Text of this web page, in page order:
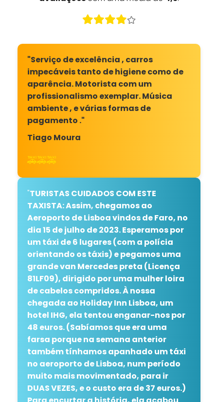
"Serviço de excelência , carros
impecáveis tanto de higiene como de
aparência. Motorista com um
profissionalismo exemplar. Música
ambiente , e várias formas de
pagamento ."
Tiago Moura
🚕🚕🚕
"TURISTAS CUIDADOS COM ESTE
TAXISTA: Assim, chegamos ao
Aeroporto de Lisboa vindos de Faro, no
dia 15 de julho de 2023. Esperamos por
um táxi de 6 lugares (com a polícia
orientando os táxis) e pegamos uma
grande van Mercedes preta (Licença
81LF09), dirigido por uma mulher loira
de cabelos compridos. À nossa
chegada ao Holiday Inn Lisboa, um
hotel IHG, ela tentou enganar-nos por
48 euros. (Sabíamos que era uma
farsa porque na semana anterior
também tínhamos apanhado um táxi
no aeroporto de Lisboa, num período
muito mais movimentado, para ir
DUAS VEZES, e o custo era de 37 euros.)